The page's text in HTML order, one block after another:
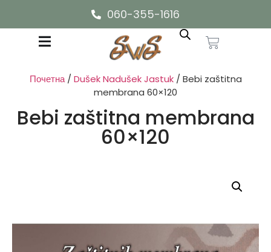
060-355-1616
Почетна/Dušek Nadušek Jastuk/ Bebi zaštitna
membrana 60×120
Bebi zaštitna membrana
60×120